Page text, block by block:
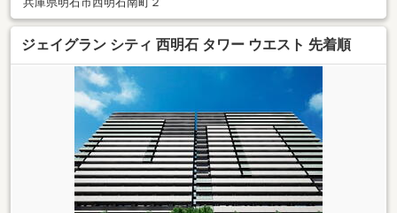
ジェイグラン シティ 西明石 タワー ウエスト 先着順